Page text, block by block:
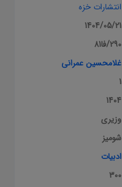
انتشارات خزه
1404/05/21
290/فا81
غلامحسین عمرانی
1
1404
وزیری
شومیز
ادبیات
300